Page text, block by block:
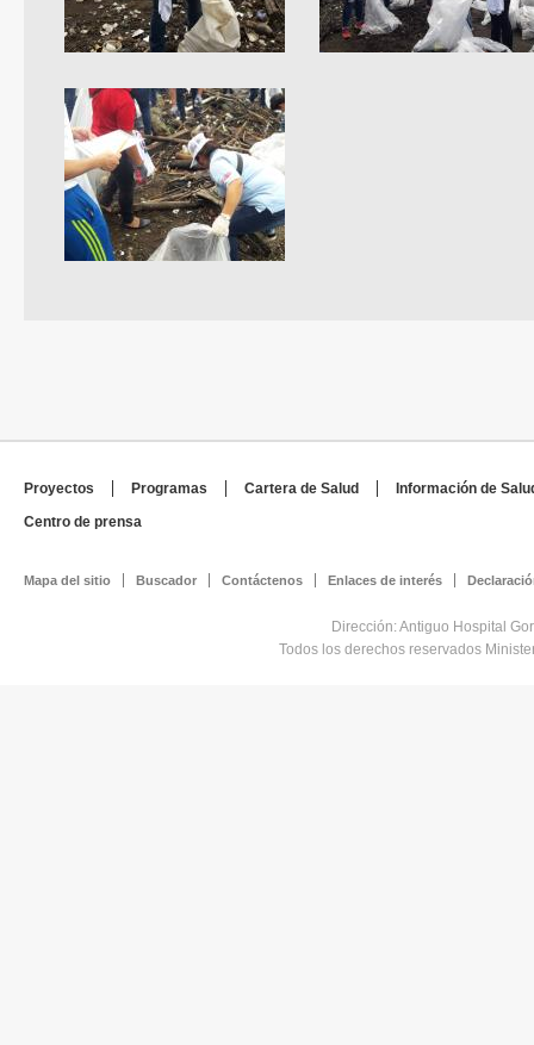
Proyectos Programas Cartera de Salud
Información de
Centro de prensa
Mapa del sitio Buscador Contáctenos Enlaces de interés
Dirección: Antiguo Hospital
Todos los derechos reservados